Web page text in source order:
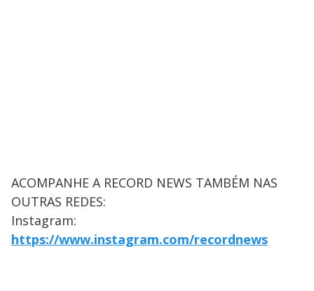
ACOMPANHE A RECORD NEWS TAMBÉM NAS
OUTRAS REDES:
Instagram:
https://www.instagram.com/recordnews